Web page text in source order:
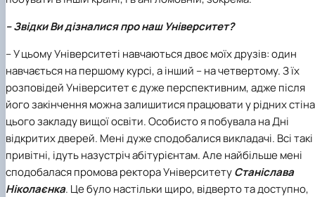
– Звідки Ви дізналися про наш Університет?
– У цьому Університеті навчаються двоє моїх друзів: один
навчається на першому курсі, а інший – на четвертому. З їх
розповідей Університет є дуже перспективним, адже після
його закінчення можна залишитися працювати у рідних
цього закладу вищої освіти. Особисто я побувала на Дні
відкритих дверей. Мені дуже сподобалися викладачі. Всі такі
привітні, ідуть назустріч абітурієнтам. Але найбільше мені
сподобалася промова ректора УніверситетуСтаніслава
Ніколаєнка. Це було настільки щиро, відверто та доступно,